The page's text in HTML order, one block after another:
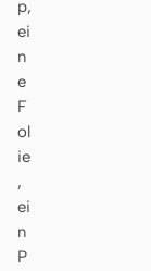
p,
ei
n
e
F
ol
ie
,
ei
n
P